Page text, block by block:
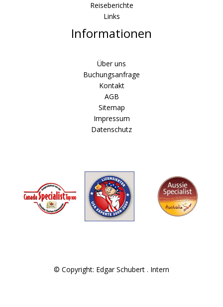
Reiseberichte
Links
Informationen
Über uns
Buchungsanfrage
Kontakt
AGB
Sitemap
Impressum
Datenschutz
© Copyright: Edgar Schubert . Intern